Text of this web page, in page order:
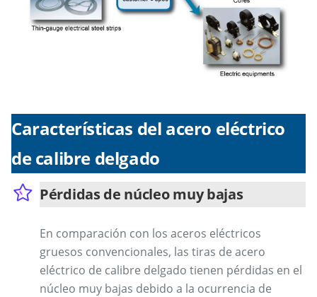
Características del acero eléctrico
de calibre delgado
Pérdidas de núcleo muy bajas
En comparación con los aceros eléctricos
gruesos convencionales, las tiras de acero
eléctrico de calibre delgado tienen pérdidas en el
núcleo muy bajas debido a la ocurrencia de